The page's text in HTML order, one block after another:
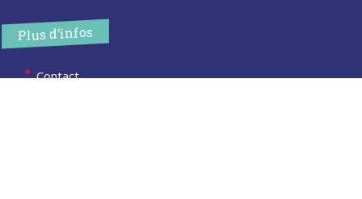
Plus d’infos
Contact